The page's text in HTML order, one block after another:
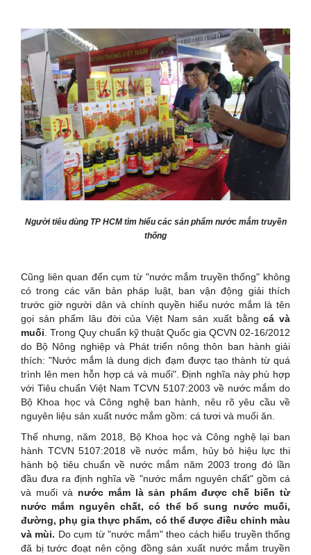
Người tiêu dùng TP HCM tìm hiểu các sản phẩm nước mắm truyền
thống
Cũng liên quan đến cụm từ "nước mắm truyền thống" không
có trong các văn bản pháp luật, ban vận động giải thích
trước giờ người dân và chính quyền hiểu nước mắm là tên
gọi sản phẩm lâu đời của Việt Nam sản xuất bằngcá và
muối . Trong Quy chuẩn kỹ thuật Quốc gia QCVN 02-16/2012
do Bộ Nông nghiệp và Phát triển nông thôn ban hành giải
thích: "Nước mắm là dung dịch đạm được tạo thành từ quá
trình lên men hỗn hợp cá và muối". Định nghĩa này phù hợp
với Tiêu chuẩn Việt Nam TCVN 5107:2003 về nước mắm do
Bộ Khoa học và Công nghệ ban hành, nêu rõ yêu cầu về
nguyên liệu sản xuất nước mắm gồm: cá tươi và muối ăn.
Thế nhưng, năm 2018, Bộ Khoa học và Công nghệ lại ban
hành TCVN 5107:2018 về nước mắm, hủy bỏ hiệu lực thi
hành bộ tiêu chuẩn về nước mắm năm 2003 trong đó lần
đầu đưa ra định nghĩa về "nước mắm nguyên chất" gồm cá
và muối và nước mắm là sản phẩm được chế biến từ
nước mắm nguyên chất, có thể bổ sung nước muối,
đường, phụ gia thực phẩm, có thể được điều chỉnh màu
và mùi. Do cụm từ "nước mắm" theo cách hiểu truyền thống
đã bị tước đoạt nên cộng đồng sản xuất nước mắm truyền